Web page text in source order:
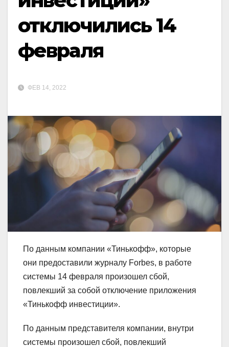
отключились 14
февраля
ФЕВ 14, 2022
По данным компании «Тинькофф», которые
они предоставили журналу Forbes, в работе
системы 14 февраля произошел сбой,
повлекший за собой отключение приложения
«Тинькофф инвестиции».
По данным представителя компании, внутри
системы произошел сбой, повлекший